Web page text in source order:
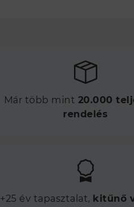
Már több mint 20.000
rendelés
+25 év tapasztalat, kitűnő